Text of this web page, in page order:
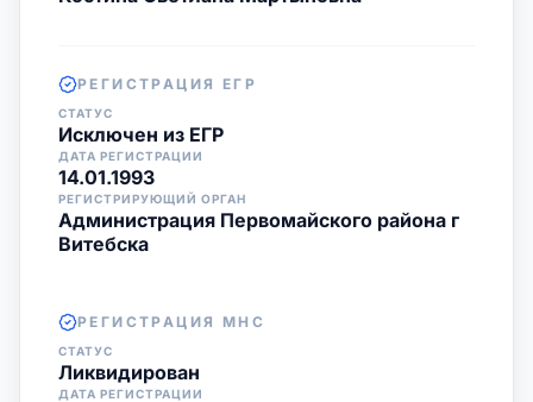
РЕГИСТРАЦИЯ ЕГР
СТАТУС
Исключен из ЕГР
ДАТА РЕГИСТРАЦИИ
14.01.1993
РЕГИСТРИРУЮЩИЙ ОРГАН
Администрация Первомайского района г
Витебска
РЕГИСТРАЦИЯ МНС
СТАТУС
Ликвидирован
ДАТА РЕГИСТРАЦИИ